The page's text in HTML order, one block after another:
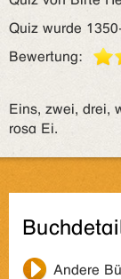
Quiz wurde
Bewertung:
Eins, zwei, drei,
rosa Ei.
Andere